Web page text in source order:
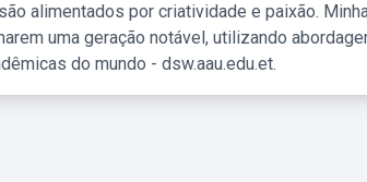
alimentados por criatividade e paixão.
uma geração notável, utilizando
do mundo - dsw.aau.edu.et.